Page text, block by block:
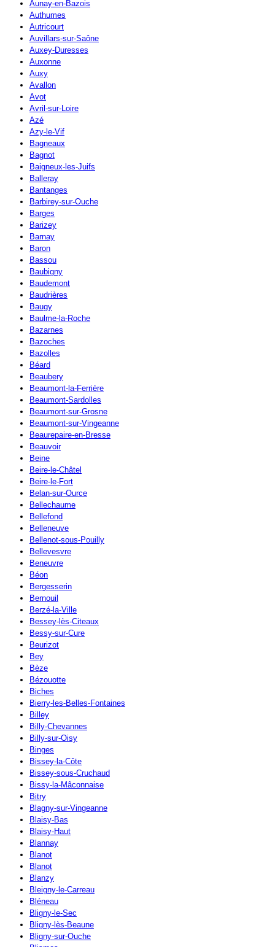
Aunay-en-Bazois
Authumes
Autricourt
Auvillars-sur-Saône
Auxey-Duresses
Auxonne
Auxy
Avallon
Avot
Avril-sur-Loire
Azé
Azy-le-Vif
Bagneaux
Bagnot
Baigneux-les-Juifs
Balleray
Bantanges
Barbirey-sur-Ouche
Barges
Barizey
Barnay
Baron
Bassou
Baubigny
Baudemont
Baudrières
Baugy
Baulme-la-Roche
Bazarnes
Bazoches
Bazolles
Béard
Beaubery
Beaumont-la-Ferrière
Beaumont-Sardolles
Beaumont-sur-Grosne
Beaumont-sur-Vingeanne
Beaurepaire-en-Bresse
Beauvoir
Beine
Beire-le-Châtel
Beire-le-Fort
Belan-sur-Ource
Bellechaume
Bellefond
Belleneuve
Bellenot-sous-Pouilly
Bellevesvre
Beneuvre
Béon
Bergesserin
Bernouil
Berzé-la-Ville
Bessey-lès-Citeaux
Bessy-sur-Cure
Beurizot
Bey
Bèze
Bézouotte
Biches
Bierry-les-Belles-Fontaines
Billey
Billy-Chevannes
Billy-sur-Oisy
Binges
Bissey-la-Côte
Bissey-sous-Cruchaud
Bissy-la-Mâconnaise
Bitry
Blagny-sur-Vingeanne
Blaisy-Bas
Blaisy-Haut
Blannay
Blanot
Blanot
Blanzy
Bleigny-le-Carreau
Bléneau
Bligny-le-Sec
Bligny-lès-Beaune
Bligny-sur-Ouche